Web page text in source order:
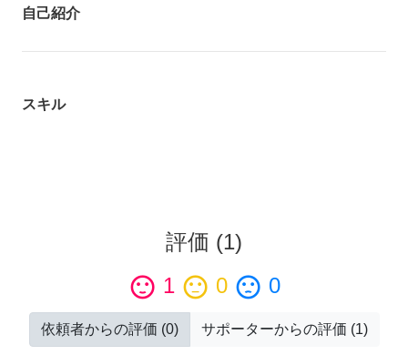
自己紹介
スキル
評価 (1)
sentiment_satisfied 1 sentiment_neutral 0 sentiment_dissatisfied 0
依頼者からの評価 (0) サポーターからの評価 (1)